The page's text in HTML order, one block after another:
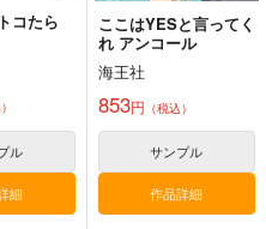
コたら
ル
細
ここはYESと言ってく
れ アンコール
海王社
853円 （税込）
サンプル
作品詳細